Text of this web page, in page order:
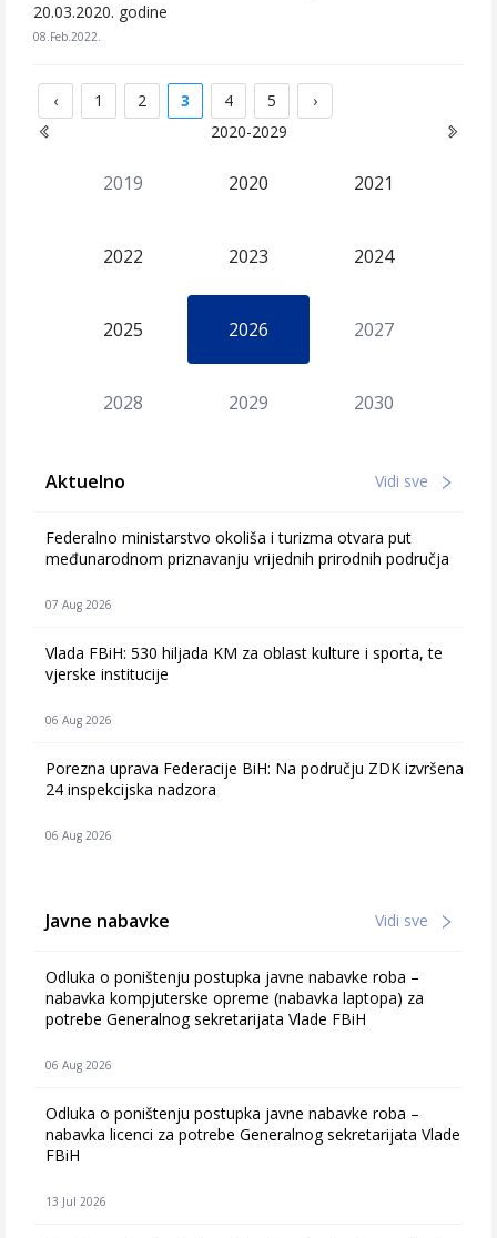
20.03.2020. godine
08.Feb.2022.
‹ 1 2 3 4 5
›
2020-2029
2019 2020 2021
2022 2023 2024
2025 2026 2027
2028 2029 2030
Aktuelno Vidi sve
Federalno ministarstvo okoliša i turizma otvara put
međunarodnom priznavanju vrijednih prirodnih područja
07 Aug 2026
Vlada FBiH: 530 hiljada KM za oblast kulture i sporta, te
vjerske institucije
06 Aug 2026
Porezna uprava Federacije BiH: Na području ZDK izvršena
24 inspekcijska nadzora
06 Aug 2026
Javne nabavke Vidi sve
Odluka o poništenju postupka javne nabavke roba –
nabavka kompjuterske opreme (nabavka laptopa) za
potrebe Generalnog sekretarijata Vlade FBiH
06 Aug 2026
Odluka o poništenju postupka javne nabavke roba –
nabavka licenci za potrebe Generalnog sekretarijata Vlade
FBiH
13 Jul 2026